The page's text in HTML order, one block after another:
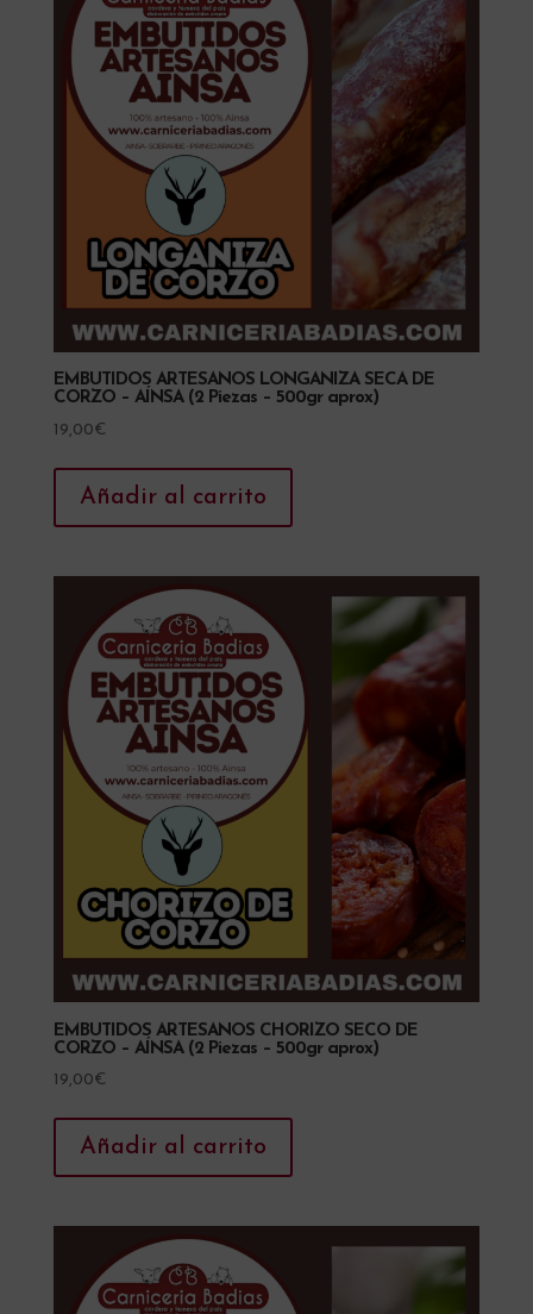
EMBUTIDOS ARTESANOS LONGANIZA SECA DE
CORZO – AÍNSA (2 Piezas – 500gr aprox)
19,00€
Añadir al carrito
EMBUTIDOS ARTESANOS CHORIZO SECO DE
CORZO – AÍNSA (2 Piezas – 500gr aprox)
19,00€
Añadir al carrito